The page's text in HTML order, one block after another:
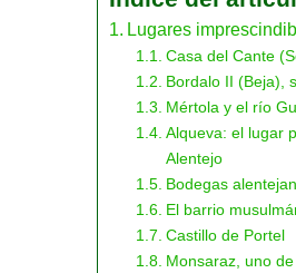
Lugares
Casa del Cante
Bordalo II (Beja),
Mértola y el río
Alqueva: el lugar
Alentejo
Bodegas
El barrio
Castillo de Portel
Monsaraz, uno